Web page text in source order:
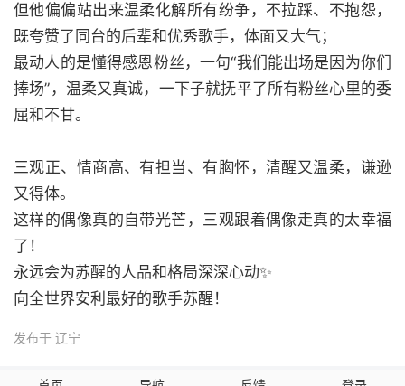
但他偏偏站出来温柔化解所有纷争，不拉踩、不抱怨，
既夸赞了同台的后辈和优秀歌手，体面又大气；
最动人的是懂得感恩粉丝，一句“我们能出场是因为你们
捧场”，温柔又真诚，一下子就抚平了所有粉丝心里的委
屈和不甘。
三观正、情商高、有担当、有胸怀，清醒又温柔，谦逊
又得体。
这样的偶像真的自带光芒，三观跟着偶像走真的太幸福
了！
永远会为苏醒的人品和格局深深心动✨
向全世界安利最好的歌手苏醒！
发布于 辽宁